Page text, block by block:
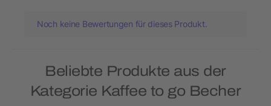
Noch keine Bewertungen für dieses Produkt.
Beliebte Produkte aus der
Kategorie Kaffee to go Becher